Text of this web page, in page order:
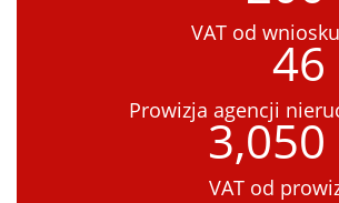
VAT od 46
Prowizja agencji
3,050
VAT od